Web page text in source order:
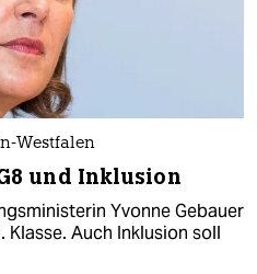
Westfalen
und Inklusion
Yvonne Gebauer
Klasse. Auch Inklusion soll